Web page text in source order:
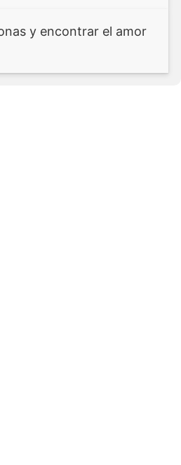
y encontrar el amor